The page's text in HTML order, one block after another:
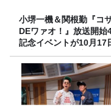
小堺一機＆関根勤『コ
DEワァオ！』放送開始
記念イベントが10月17
（土）に開催決定！本
FC先行受付スタート！